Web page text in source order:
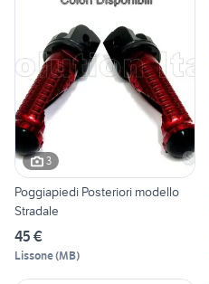
3
Poggiapiedi Posteriori modello
Stradale
45 €
Lissone(MB)